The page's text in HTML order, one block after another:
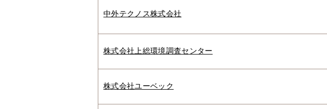
中外テクノス株式会社
株式会社上総環境調査センター
株式会社ユーベック